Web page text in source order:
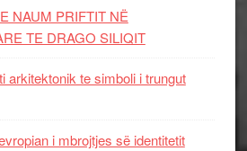
NAUM PRIFTIT NË
TE DRAGO SILIQIT
arkitektonik te simboli i trungut
i mbrojtjes së identitetit